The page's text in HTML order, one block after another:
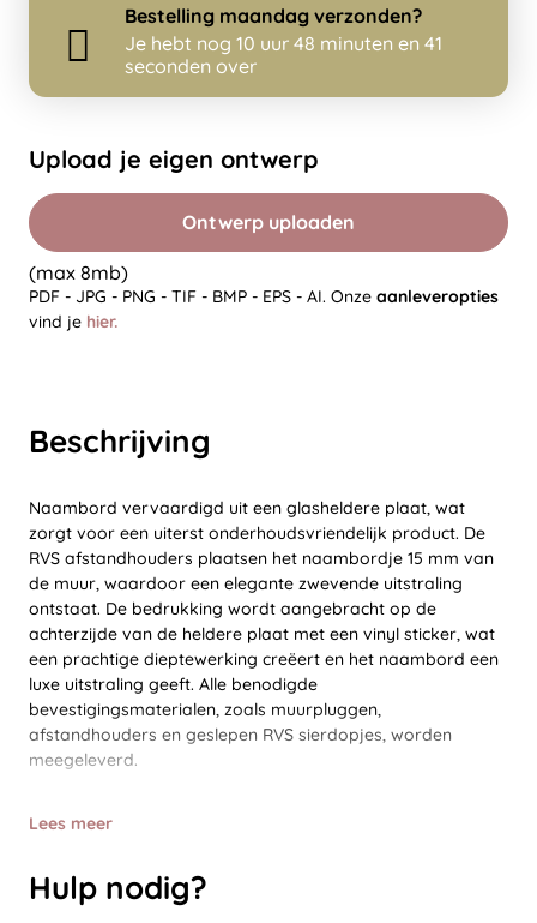
Beschrijving
Naambord vervaardigd uit een glasheldere plaat, wat
zorgt voor een uiterst onderhoudsvriendelijk product. De
RVS afstandhouders plaatsen het naambordje 15 mm van
de muur, waardoor een elegante zwevende uitstraling
ontstaat. De bedrukking wordt aangebracht op de
achterzijde van de heldere plaat met een vinyl sticker, wat
een prachtige dieptewerking creëert en het naambord een
luxe uitstraling geeft. Alle benodigde
bevestigingsmaterialen, zoals muurpluggen,
afstandhouders en geslepen RVS sierdopjes, worden
meegeleverd.
Lees meer
Hulp nodig?
Bestelling maandag verzonden?
Je hebt nog 10 uur 48 minuten en 41
seconden over
Upload je eigen ontwerp
Ontwerp uploaden
(max 8mb)
PDF - JPG - PNG - TIF - BMP - EPS - AI. Onze aanleveropties
vind je hier.